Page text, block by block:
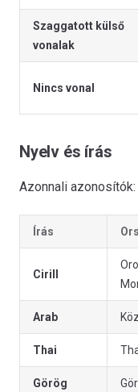
Szaggatott külső
vonalak
Nincs vonal
Nyelv és írás
Azonnali azonosítók:
Írás
Cirill
Arab
Thai
Görög